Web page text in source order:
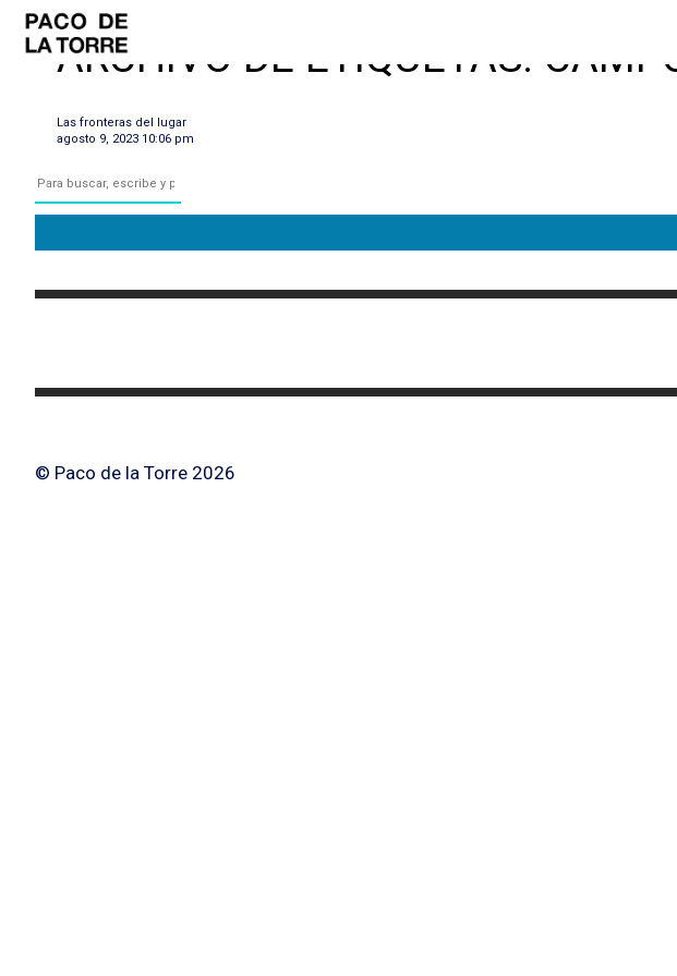
ARCHIVO DE ETIQUETAS:
Las fronteras del lugar
agosto 9, 2023 10:06 pm
© Paco de la Torre 2026